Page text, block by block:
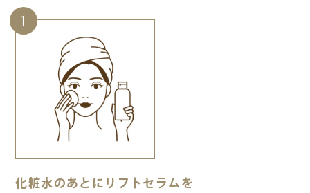
1
化粧水のあとにリフトセラムを